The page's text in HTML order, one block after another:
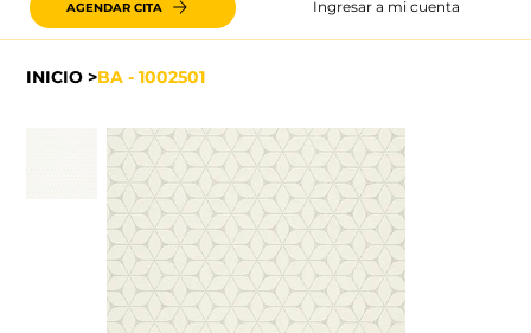
Ingresar a mi cuenta
AGENDAR CITA
INICIO >BA - 1002501